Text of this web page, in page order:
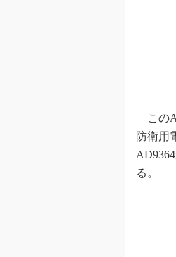
この
防衛用
る。